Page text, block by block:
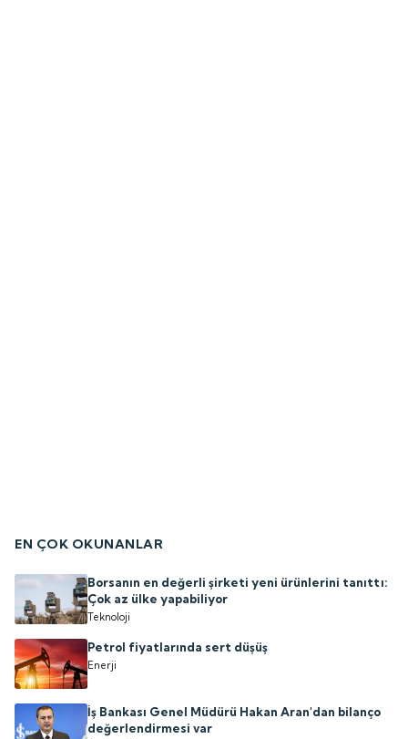
EN ÇOK OKUNANLAR
Borsanın en değerli şirketi yeni ürünlerini tanıttı:
Çok az ülke yapabiliyor
Teknoloji
Petrol fiyatlarında sert düşüş
Enerji
İş Bankası Genel Müdürü Hakan Aran'dan bilanço
değerlendirmesi var